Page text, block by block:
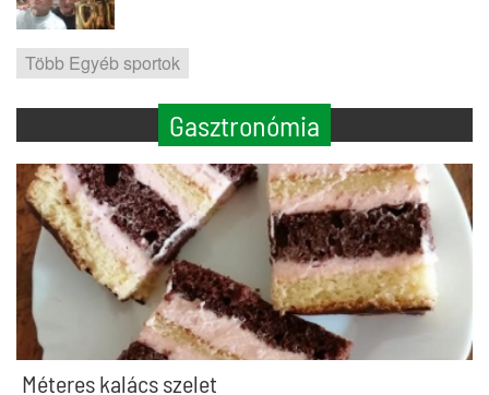
Több Egyéb sportok
Gasztronómia
Méteres kalács szelet